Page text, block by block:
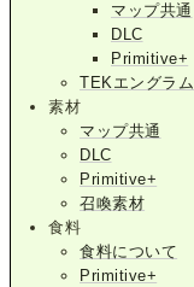
マップ共通
DLC
Primitive+
TEKエングラム
素材
マップ共通
DLC
Primitive+
召喚素材
食料
食料について
Primitive+